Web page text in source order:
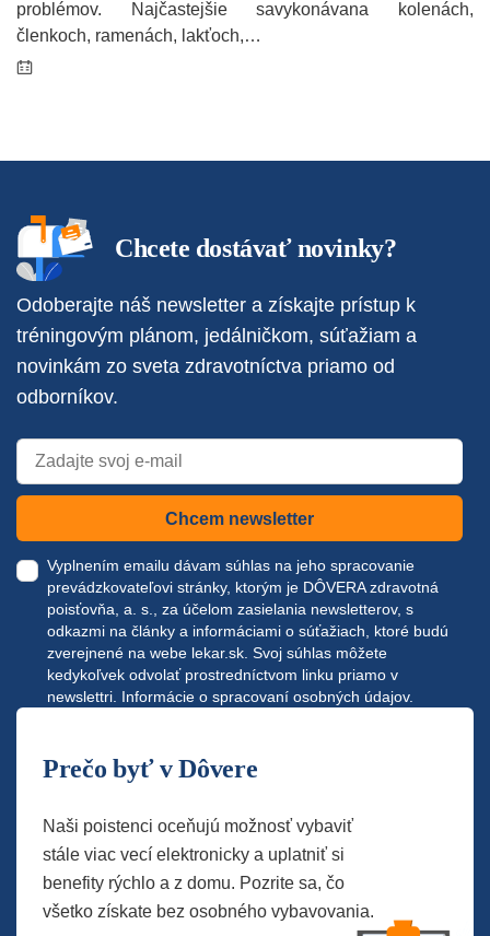
problémov. Najčastejšie savykonávana kolenách,
členkoch, ramenách, lakťoch,…
Chcete dostávať novinky?
Odoberajte náš newsletter a získajte prístup k
tréningovým plánom, jedálničkom, súťažiam a
novinkám zo sveta zdravotníctva priamo od
odborníkov.
Chcem newsletter
Vyplnením emailu dávam súhlas na jeho spracovanie
prevádzkovateľovi stránky, ktorým je DÔVERA zdravotná
poisťovňa, a. s., za účelom zasielania newsletterov, s
odkazmi na články a informáciami o súťažiach, ktoré budú
zverejnené na webe lekar.sk. Svoj súhlas môžete
kedykoľvek odvolať prostredníctvom linku priamo v
newslettri. Informácie o spracovaní osobných údajov.
Prečo byť v Dôvere
Naši poistenci oceňujú možnosť vybaviť
stále viac vecí elektronicky a uplatniť si
benefity rýchlo a z domu. Pozrite sa, čo
všetko získate bez osobného vybavovania.